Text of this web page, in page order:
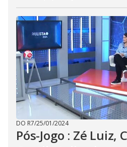
DO R7/25/01/2024
Pós-Jogo : Zé Luiz,